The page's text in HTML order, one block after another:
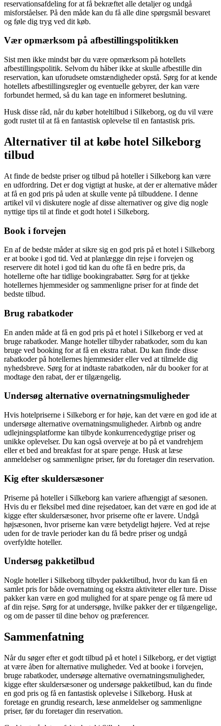
reservationsafdeling for at få bekræftet alle detaljer og undgå
misforståelser. På den måde kan du få alle dine spørgsmål besvaret
og føle dig tryg ved dit køb.
Vær opmærksom på afbestillingspolitikken
Sist men ikke mindst bør du være opmærksom på hotellets
afbestillingspolitik. Selvom du håber ikke at skulle afbestille din
reservation, kan uforudsete omstændigheder opstå. Sørg for at kende
hotellets afbestillingsregler og eventuelle gebyrer, der kan være
forbundet hermed, så du kan tage en informeret beslutning.
Husk disse råd, når du køber hoteltilbud i Silkeborg, og du vil være
godt rustet til at få en fantastisk oplevelse til en fantastisk pris.
Alternativer til at købe hotel Silkeborg
tilbud
At finde de bedste priser og tilbud på hoteller i Silkeborg kan være
en udfordring. Det er dog vigtigt at huske, at der er alternative måder
at få en god pris på uden at skulle vente på tilbuddene. I denne
artikel vil vi diskutere nogle af disse alternativer og give dig nogle
nyttige tips til at finde et godt hotel i Silkeborg.
Book i forvejen
En af de bedste måder at sikre sig en god pris på et hotel i Silkeborg
er at booke i god tid. Ved at planlægge din rejse i forvejen og
reservere dit hotel i god tid kan du ofte få en bedre pris, da
hotellerne ofte har tidlige bookingrabatter. Sørg for at tjekke
hotellernes hjemmesider og sammenligne priser for at finde det
bedste tilbud.
Brug rabatkoder
En anden måde at få en god pris på et hotel i Silkeborg er ved at
bruge rabatkoder. Mange hoteller tilbyder rabatkoder, som du kan
bruge ved booking for at få en ekstra rabat. Du kan finde disse
rabatkoder på hotellernes hjemmesider eller ved at tilmelde dig
nyhedsbreve. Sørg for at indtaste rabatkoden, når du booker for at
modtage den rabat, der er tilgængelig.
Undersøg alternative overnatningsmuligheder
Hvis hotelpriserne i Silkeborg er for høje, kan det være en god ide at
undersøge alternative overnatningsmuligheder. Airbnb og andre
udlejningsplatforme kan tilbyde konkurrencedygtige priser og
unikke oplevelser. Du kan også overveje at bo på et vandrehjem
eller et bed and breakfast for at spare penge. Husk at læse
anmeldelser og sammenligne priser, før du foretager din reservation.
Kig efter skuldersæsoner
Priserne på hoteller i Silkeborg kan variere afhængigt af sæsonen.
Hvis du er fleksibel med dine rejsedatoer, kan det være en god ide at
kigge efter skuldersæsoner, hvor priserne ofte er lavere. Undgå
højsæsonen, hvor priserne kan være betydeligt højere. Ved at rejse
uden for de travle perioder kan du få bedre priser og undgå
overfyldte hoteller.
Undersøg pakketilbud
Nogle hoteller i Silkeborg tilbyder pakketilbud, hvor du kan få en
samlet pris for både overnatning og ekstra aktiviteter eller ture. Disse
pakker kan være en god mulighed for at spare penge og få mere ud
af din rejse. Sørg for at undersøge, hvilke pakker der er tilgængelige,
og om de passer til dine behov og præferencer.
Sammenfatning
Når du søger efter et godt tilbud på et hotel i Silkeborg, er det vigtigt
at være åben for alternative muligheder. Ved at booke i forvejen,
bruge rabatkoder, undersøge alternative overnatningsmuligheder,
kigge efter skuldersæsoner og undersøge pakketilbud, kan du finde
en god pris og få en fantastisk oplevelse i Silkeborg. Husk at
foretage en grundig research, læse anmeldelser og sammenligne
priser, før du foretager din reservation.